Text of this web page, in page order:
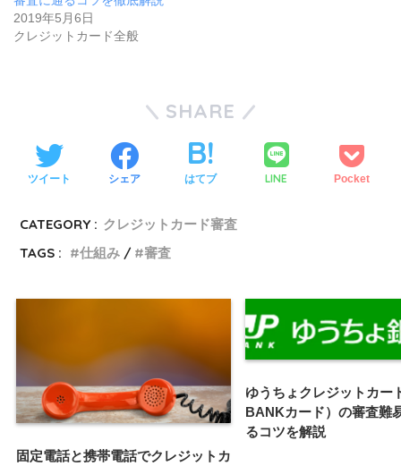
ド
ウ
で
開
さ
い
(
新
2019年5月6日
クレジットカード全般
SHARE
ツイート シェア はてブ LINE Pocket
CATEGORY : クレジットカード審査
TAGS :
仕組み 審査
固定電話と携帯電話でクレジットカ
ゆうちょクレジットカー
BANKカード）の審査難
るコツを解説